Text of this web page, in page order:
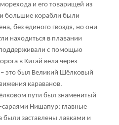
и его товарищей из
большие корабли были
без единого гвоздя, но они
находиться в плавании
с помощью
в Китай вела через
это был Великий Шёлковый
караванов.
пути был знаменитый
Нишапур; главные
заставлены лавками и